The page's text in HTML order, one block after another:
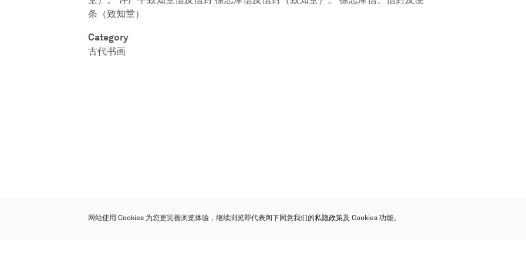
条（致知堂）
Category
古代书画
网站使用 Cookies 为您更完善浏览体验，继续浏览即代表阁下同意我们的私隐政策及 Cookies 功能。